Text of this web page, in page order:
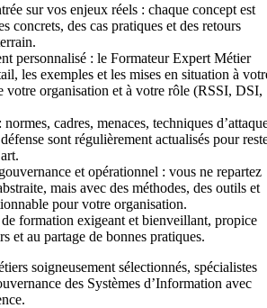
sur vos enjeux réels : chaque concept est
concrets, des cas pratiques et des retours
personnalisé : le Formateur Expert Métier
les exemples et les mises en situation à
votre organisation et à votre rôle (RSSI, DSI,
cadres, menaces, techniques
sont régulièrement actualisés pour
et opérationnel : vous ne repartez
mais avec des méthodes, des outils et
pour votre organisation.
formation exigeant et bienveillant, propice
et au partage de bonnes pratiques.
soigneusement sélectionnés, spécialistes
des Systèmes d’Information avec